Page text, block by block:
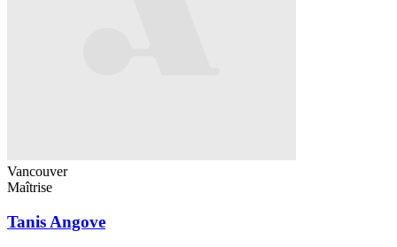
Vancouver
Maîtrise
Tanis Angove